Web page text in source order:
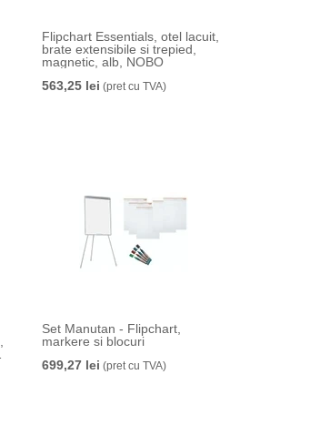
Flipchart Essentials, otel lacuit,
brate extensibile si trepied,
magnetic, alb, NOBO
563,25 lei (pret cu TVA)
Set Manutan - Flipchart,
markere si blocuri
699,27 lei (pret cu TVA)